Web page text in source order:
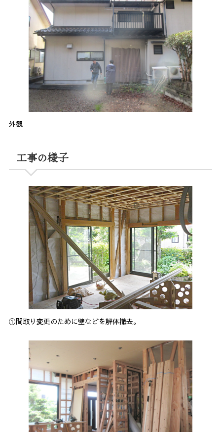
外観
工事の様子
①間取り変更のために壁などを解体撤去。